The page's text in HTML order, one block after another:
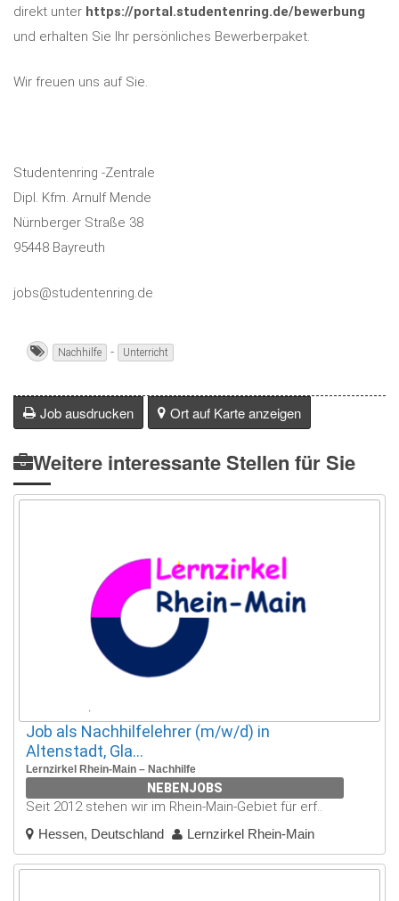
direkt unter https://portal.studentenring.de/bewerbung
und erhalten Sie Ihr persönliches Bewerberpaket.
Wir freuen uns auf Sie.
Studentenring -Zentrale
Dipl. Kfm. Arnulf Mende
Nürnberger Straße 38
95448 Bayreuth
jobs@studentenring.de
Nachhilfe - Unterricht
Job ausdrucken Ort auf Karte anzeigen
Weitere interessante Stellen für Sie
Job als Nachhilfelehrer (m/w/d) in
Altenstadt, Gla...
Lernzirkel Rhein-Main – Nachhilfe
NEBENJOBS
Seit 2012 stehen wir im Rhein-Main-Gebiet für erf..
Hessen, Deutschland Lernzirkel Rhein-Main